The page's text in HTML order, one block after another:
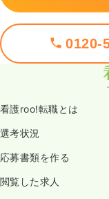
0120-
看護roo!転職とは
選考状況
応募書類を作る
閲覧した求人